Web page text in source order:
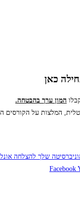
כאן
המון ערך בהבטחה.
המלצות על הקורסים
Facebook